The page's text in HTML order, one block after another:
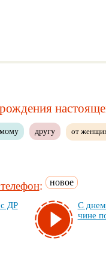
другу от
: новое
ДР
С
чи­не